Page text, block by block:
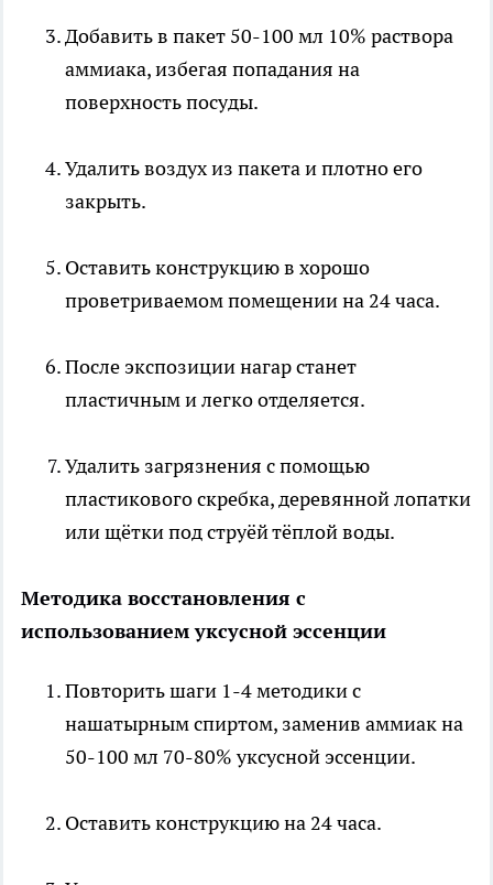
Добавить в пакет 50-100 мл 10% раствора
аммиака, избегая попадания на
поверхность посуды.
Удалить воздух из пакета и плотно его
закрыть.
Оставить конструкцию в хорошо
проветриваемом помещении на 24 часа.
После экспозиции нагар станет
пластичным и легко отделяется.
Удалить загрязнения с помощью
пластикового скребка, деревянной лопатки
или щётки под струёй тёплой воды.
Методика восстановления с
использованием уксусной эссенции
Повторить шаги 1-4 методики с
нашатырным спиртом, заменив аммиак на
50-100 мл 70-80% уксусной эссенции.
Оставить конструкцию на 24 часа.